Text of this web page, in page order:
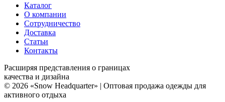
Каталог
О компании
Сотрудничество
Доставка
Статьи
Контакты
Расширяя представления о границах
качества и дизайна
© 2026 «Snow Headquarter» | Оптовая продажа одежды для
активного отдыха